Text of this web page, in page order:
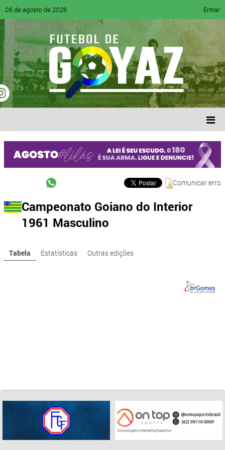
06 de agosto de 2026 Entrar
Comunicar erro
Campeonato Goiano do Interior
1961 Masculino
Tabela Estatísticas Outras edições